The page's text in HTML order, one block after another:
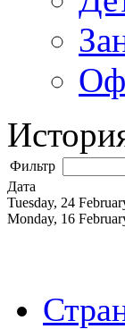
Фильтр
Дата
Tuesday, 24
Monday, 16